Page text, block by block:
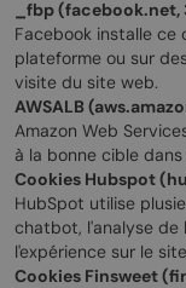
_fbp (facebook.net,
Facebook installe ce
plateforme ou sur
visite du site web.
AWSALB
Amazon Web
à la bonne cible
Cookies Hubspot
HubSpot utilise
chatbot, l'analyse de
l'expérience sur le
Cookies Finsweet